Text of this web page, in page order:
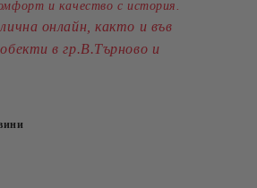
и качество с история.
онлайн, както и във
в гр.В.Търново и